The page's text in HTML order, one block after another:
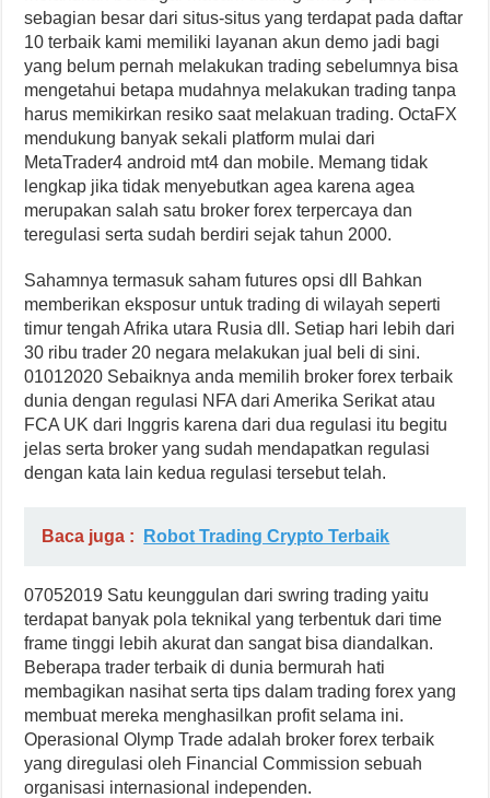
sebagian besar dari situs-situs yang terdapat pada daftar
10 terbaik kami memiliki layanan akun demo jadi bagi
yang belum pernah melakukan trading sebelumnya bisa
mengetahui betapa mudahnya melakukan trading tanpa
harus memikirkan resiko saat melakuan trading. OctaFX
mendukung banyak sekali platform mulai dari
MetaTrader4 android mt4 dan mobile. Memang tidak
lengkap jika tidak menyebutkan agea karena agea
merupakan salah satu broker forex terpercaya dan
teregulasi serta sudah berdiri sejak tahun 2000.
Sahamnya termasuk saham futures opsi dll Bahkan
memberikan eksposur untuk trading di wilayah seperti
timur tengah Afrika utara Rusia dll. Setiap hari lebih dari
30 ribu trader 20 negara melakukan jual beli di sini.
01012020 Sebaiknya anda memilih broker forex terbaik
dunia dengan regulasi NFA dari Amerika Serikat atau
FCA UK dari Inggris karena dari dua regulasi itu begitu
jelas serta broker yang sudah mendapatkan regulasi
dengan kata lain kedua regulasi tersebut telah.
Baca juga : Robot Trading Crypto Terbaik
07052019 Satu keunggulan dari swring trading yaitu
terdapat banyak pola teknikal yang terbentuk dari time
frame tinggi lebih akurat dan sangat bisa diandalkan.
Beberapa trader terbaik di dunia bermurah hati
membagikan nasihat serta tips dalam trading forex yang
membuat mereka menghasilkan profit selama ini.
Operasional Olymp Trade adalah broker forex terbaik
yang diregulasi oleh Financial Commission sebuah
organisasi internasional independen.